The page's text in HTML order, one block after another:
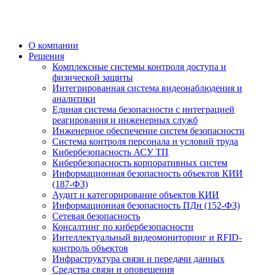
О компании
Решения
Комплексные системы контроля доступа и
физической защиты
Интегрированная система видеонаблюдения и
аналитики
Единая система безопасности с интеграцией
реагирования и инженерных служб
Инженерное обеспечение систем безопасности
Система контроля персонала и условий труда
Кибербезопасность АСУ ТП
Кибербезопасность корпоративных систем
Информационная безопасность объектов КИИ
(187-ФЗ)
Аудит и категорирование объектов КИИ
Информационная безопасность ПДн (152-ФЗ)
Сетевая безопасность
Консалтинг по кибербезопасности
Интеллектуальный видеомониторинг и RFID-
контроль объектов
Инфраструктура связи и передачи данных
Средства связи и оповещения